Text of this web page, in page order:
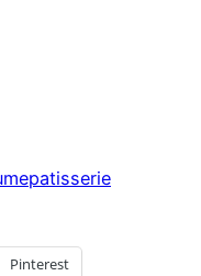
Pinterest